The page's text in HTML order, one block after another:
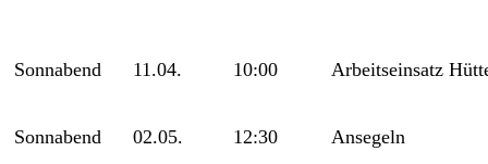
Sonnabend 11.04. 10:00 Arbeitseinsatz
Sonnabend 02.05. 12:30 Ansegeln